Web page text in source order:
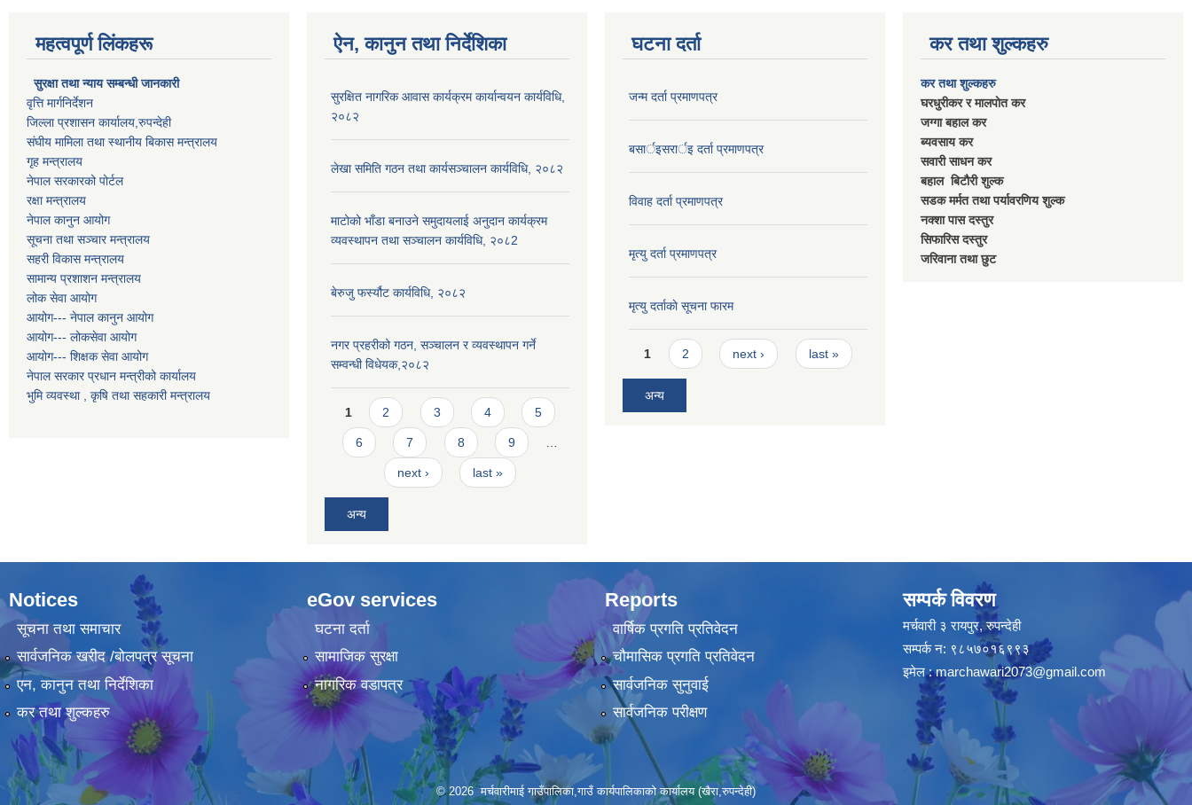
महत्वपूर्ण लिंकहरू
सुरक्षा तथा न्याय सम्बन्धी जानकारी
वृत्ति मार्गनिर्देशन
जिल्ला प्रशासन कार्यालय,रुपन्देही
संघीय मामिला तथा स्थानीय बिकास मन्त्रालय
गृह मन्त्रालय
नेपाल सरकारको पोर्टल
रक्षा मन्त्रालय
नेपाल कानुन आयोग
सूचना तथा सञ्चार मन्त्रालय
सहरी विकास मन्त्रालय
सामान्य प्रशाशन मन्त्रालय
लोक सेवा आयोग
आयोग--- नेपाल कानुन आयोग
आयोग--- लोकसेवा आयोग
आयोग--- शिक्षक सेवा आयोग
नेपाल सरकार प्रधान मन्त्रीको कार्यालय
भुमि व्यवस्था , कृषि तथा सहकारी मन्त्रालय
ऐन, कानुन तथा निर्देशिका
सुरक्षित नागरिक आवास कार्यक्रम कार्यान्वयन कार्यविधि,
२०८२
लेखा समिति गठन तथा कार्यसञ्चालन कार्यविधि, २०८२
माटोको भाँडा बनाउने समुदायलाई अनुदान कार्यक्रम
व्यवस्थापन तथा सञ्चालन कार्यविधि, २०८2
बेरुजु फर्स्यौट कार्यविधि, २०८२
नगर प्रहरीको गठन, सञ्चालन र व्यवस्थापन गर्ने
सम्वन्धी विधेयक,२०८२
Pages
1 2 3 4 5
6 7 8 9
next › last »
अन्य
घटना दर्ता
जन्म दर्ता प्रमाणपत्र
बसार्इसरार्इ दर्ता प्रमाणपत्र
विवाह दर्ता प्रमाणपत्र
मृत्यु दर्ता प्रमाणपत्र
मृत्यु दर्ताकाे सूचना फारम
Pages
1 2 next › last »
अन्य
कर तथा शुल्कहरु
कर तथा शुल्कहरु
घरधुरीकर र मालपाेत कर
जग्गा बहाल कर
ब्यवसाय कर
सवारी साधन कर
बहाल बिटाैरी शुल्क
सडक मर्मत तथा पर्यावरणिय शुल्क
नक्शा पास दस्तुर
सिफारिस दस्तुर
जरिवाना तथा छुट
Notices
सूचना तथा समाचार
सार्वजनिक खरीद /बोलपत्र सूचना
एन, कानुन तथा निर्देशिका
कर तथा शुल्कहरु
eGov services
घटना दर्ता
सामाजिक सुरक्षा
नागरिक वडापत्र
Reports
वार्षिक प्रगति प्रतिवेदन
चौमासिक प्रगति प्रतिवेदन
सार्वजनिक सुनुवाई
सार्वजनिक परीक्षण
सम्पर्क विवरण
मर्चवारी ३ रायपुर, रुपन्देही
सम्पर्क न: ९८५७०१६९९३
इमेल :marchawari2073@gmail.com
© 2026 मर्चवारीमाई गाउँपालिका,गाउँ कार्यपालिकाको कार्यालय (खैरा,रुपन्देही)